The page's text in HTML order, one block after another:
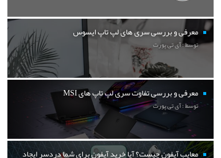
معرفی و بررسی سری های لپ تاپ ایسوس
توسط : آی تی پورت
معرفی و بررسی تفاوت سری لپ تاپ های MSI
توسط : آی تی پورت
معایب آیفون چیست؟ آیا خرید آیفون برای شما دردسر ایجاد